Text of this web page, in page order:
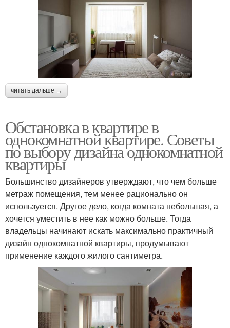
читать дальше →
Обстановка в квартире в
однокомнатной квартире. Советы
по выбору дизайна однокомнатной
квартиры
Большинство дизайнеров утверждают, что чем больше
метраж помещения, тем менее рационально он
используется. Другое дело, когда комната небольшая, а
хочется уместить в нее как можно больше. Тогда
владельцы начинают искать максимально практичный
дизайн однокомнатной квартиры, продумывают
применение каждого жилого сантиметра.